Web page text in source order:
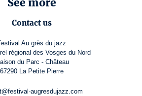
See more
Contact us
Au grès du jazz
régional des Vosges du Nord
du Parc - Château
67290 La Petite Pierre
augresdujazz.com